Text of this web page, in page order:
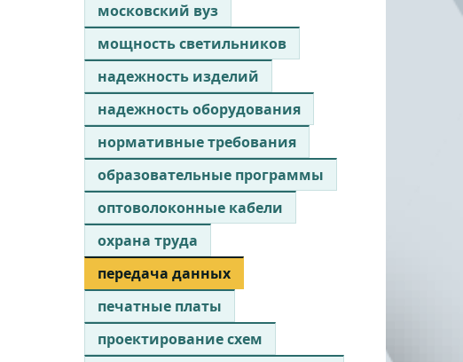
московский вуз
мощность светильников
надежность изделий
надежность оборудования
нормативные требования
образовательные программы
оптоволоконные кабели
охрана труда
передача данных
печатные платы
проектирование схем